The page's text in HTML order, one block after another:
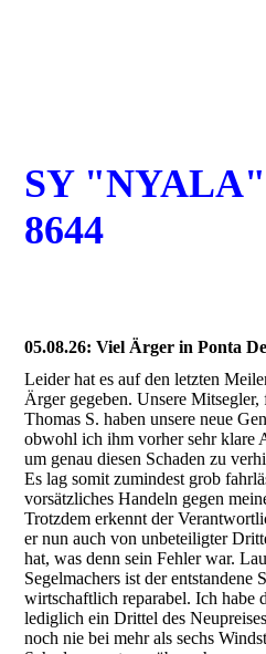
SY
8644
05.08.26: Viel Ärger in Ponta
Leider hat es auf den letzten
Ärger gegeben. Unsere
Thomas S. haben unsere neue
obwohl ich ihm vorher sehr klare
um genau diesen Schaden zu
Es lag somit zumindest grob
vorsätzliches Handeln gegen
Trotzdem erkennt der
er nun auch von unbeteiligter
hat, was denn sein Fehler war.
Segelmachers ist der
wirtschaftlich reparabel. Ich habe
lediglich ein Drittel des
noch nie bei mehr als sechs